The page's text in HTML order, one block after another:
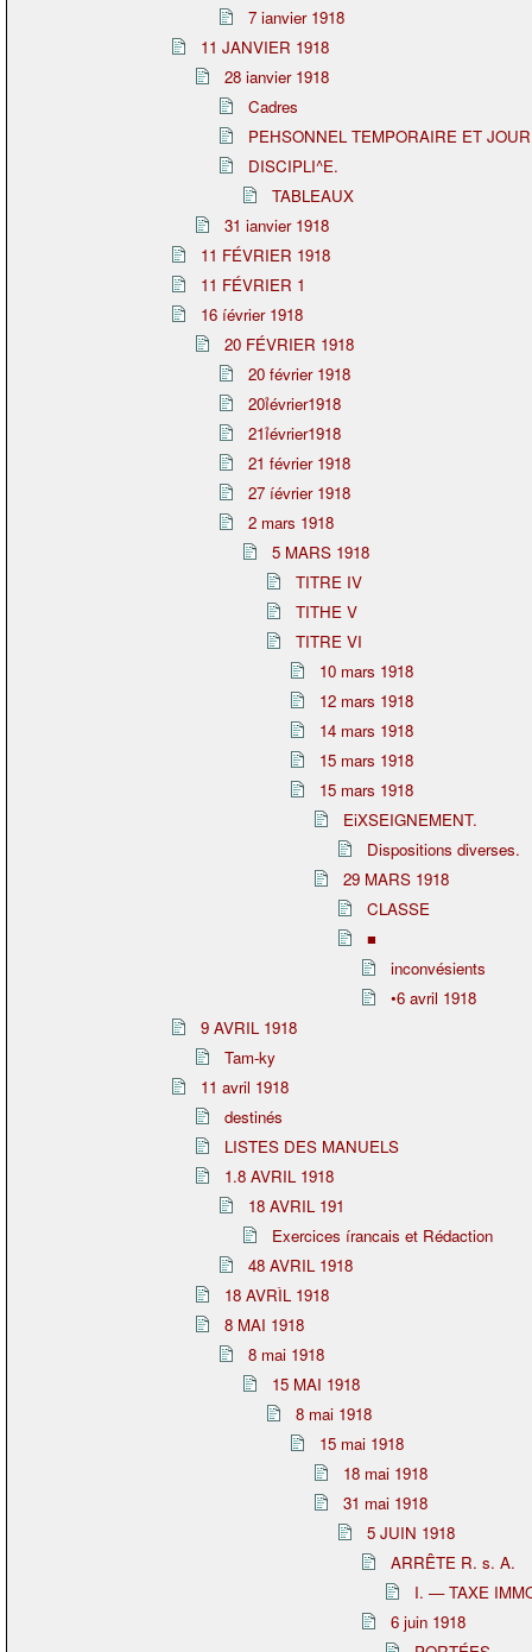
7 ianvier 1918
11 JANVIER 1918
28 ianvier 1918
Cadres
PEHSONNEL TEMPORAIRE ET
DISCIPLI^E.
TABLEAUX
31 ianvier 1918
11 FÉVRIER 1918
11 FÉVRIER 1
16 íévrier 1918
20 FÉVRIER 1918
20 février 1918
20ỉévrier1918
21ỉévrier1918
21 février 1918
27 íévrier 1918
2 mars 1918
5 MARS 1918
TITRE IV
TITHE V
TITRE VI
10 mars 1918
12 mars 1918
14 mars 1918
15 mars 1918
15 mars 1918
EiXSEIGNEMENT.
Dispositions diverses.
29 MARS 1918
CLASSE
■
inconvésients
•6 avril 1918
9 AVRIL 1918
Tam-ky
11 avril 1918
destinés
LISTES DES MANUELS
1.8 AVRIL 1918
18 AVRIL 191
Exercices írancais et Rédaction
48 AVRIL 1918
18 AVRÌL 1918
8 MAI 1918
8 mai 1918
15 MAI 1918
8 mai 1918
15 mai 1918
18 mai 1918
31 mai 1918
5 JUIN 1918
ARRÊTE R. s. A.
I. — TAXE
6 juin 1918